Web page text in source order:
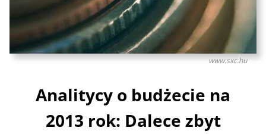
www.sxc.hu
Analitycy o budżecie na
2013 rok: Dalece zbyt